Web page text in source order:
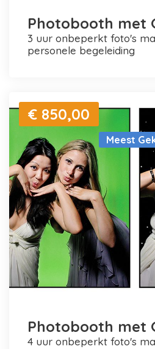
Photobooth met
3 uur onbeperkt foto's maken en printen +
personele begeleiding
Meest
€ 850,00
Photobooth met
4 uur onbeperkt foto's maken en printen +